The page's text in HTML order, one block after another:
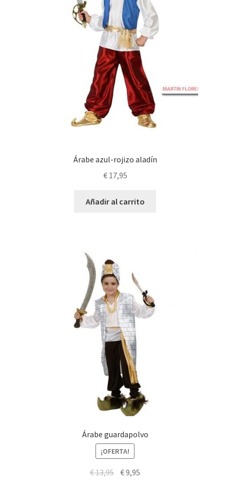
Árabe azul-rojizo aladín
€17,95
Añadir al carrito
Árabe guardapolvo
¡OFERTA!
€13,95 El€9,95